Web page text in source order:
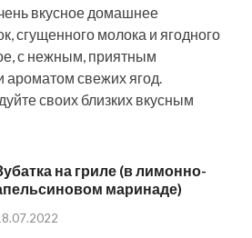
вкусное домашнее
сгущенного молока и ягодного
с нежным, приятным
ароматом свежих ягод.
своих близких вкусным
на гриле (в лимонно-
маринаде)